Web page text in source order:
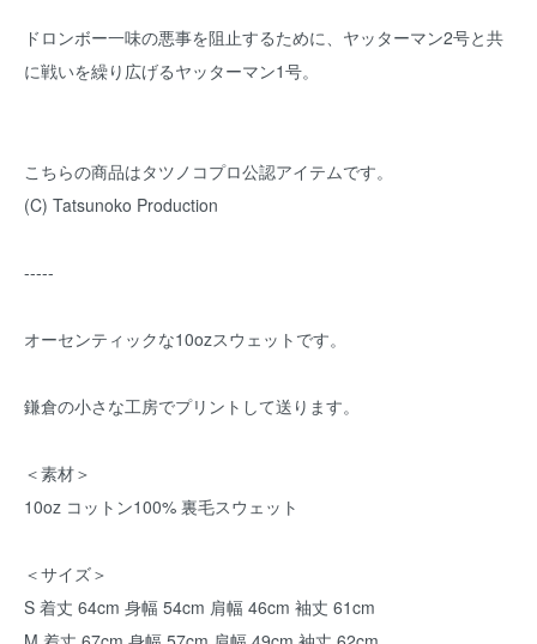
ドロンボー一味の悪事を阻止するために、ヤッターマン2号と共
に戦いを繰り広げるヤッターマン1号。
こちらの商品はタツノコプロ公認アイテムです。
(C) Tatsunoko Production
-----
オーセンティックな10ozスウェットです。
鎌倉の小さな工房でプリントして送ります。
＜素材＞
10oz コットン100% 裏毛スウェット
＜サイズ＞
S 着丈 64cm 身幅 54cm 肩幅 46cm 袖丈 61cm